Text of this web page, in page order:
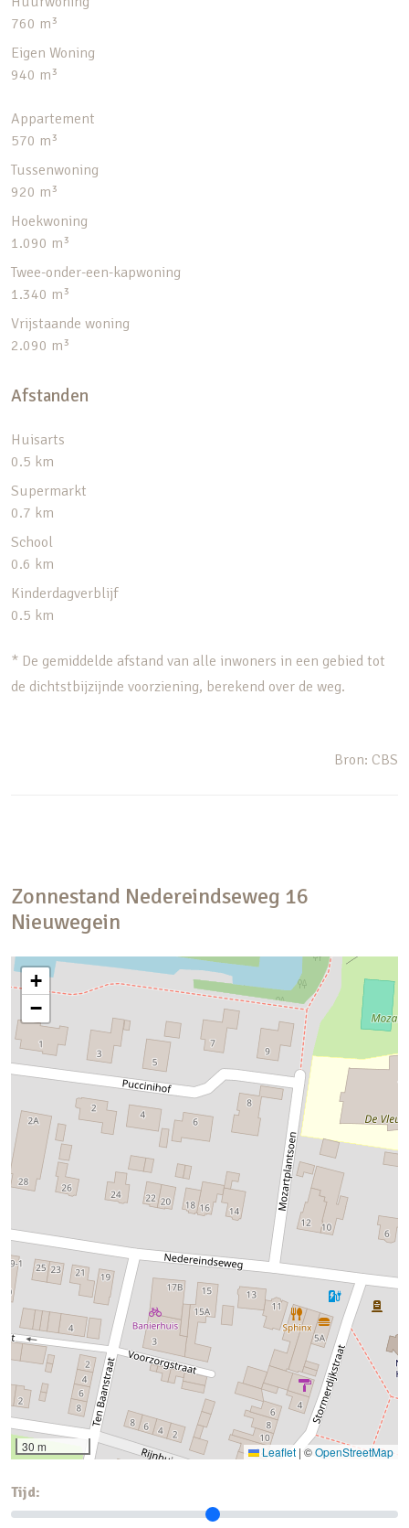
760 m³
Eigen Woning
940 m³
Appartement
570 m³
Tussenwoning
920 m³
Hoekwoning
1.090 m³
Twee-onder-een-kapwoning
1.340 m³
Vrijstaande woning
2.090 m³
Afstanden
Huisarts
0.5 km
Supermarkt
0.7 km
School
0.6 km
Kinderdagverblijf
0.5 km
* De gemiddelde afstand van alle inwoners in een gebied tot
de dichtstbijzijnde voorziening, berekend over de weg.
Bron: CBS
Zonnestand Nedereindseweg 16
Nieuwegein
+
−
30 m Leaflet | ©OpenStreetMap
Tijd: